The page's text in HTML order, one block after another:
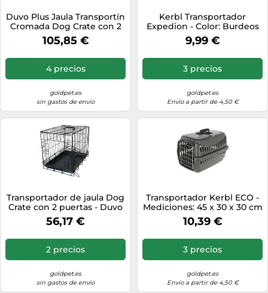
Duvo Plus Jaula Transportín
Cromada Dog Crate con 2
Puertas - Mediciones: 92 x
57 x 64 cm
105,85 €
4 precios
goldpet.es
sin gastos de envío
Kerbl Transportador
Expedion - Color: Burdeos
9,99 €
3 precios
goldpet.es
Envío a partir de 4,50 €
Transportador de jaula Dog
Crate con 2 puertas - Duvo
Plus - Tamaño: S
56,17 €
2 precios
goldpet.es
sin gastos de envío
Transportador Kerbl ECO -
Mediciones: 45 x 30 x 30 cm
10,39 €
3 precios
goldpet.es
Envío a partir de 4,50 €